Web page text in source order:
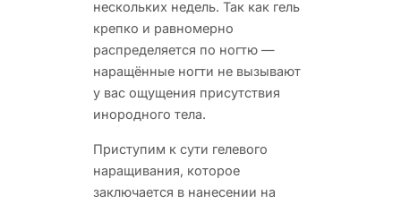
нескольких недель. Так как гель
крепко и равномерно
распределяется по ногтю —
наращённые ногти не вызывают
у вас ощущения присутствия
инородного тела.
Приступим к сути гелевого
наращивания, которое
заключается в нанесении на